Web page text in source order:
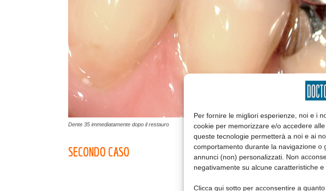
Per fornire le migliori esperienze, noi e i
cookie per memorizzare e/o accedere
queste tecnologie permetterà a noi e ai
comportamento durante la navigazione o
annunci (non) personalizzati. Non
negativamente su alcune caratteristiche e
Clicca qui sotto per acconsentire a
Dente 35 immediatamente dopo il restauro
SECONDO CASO